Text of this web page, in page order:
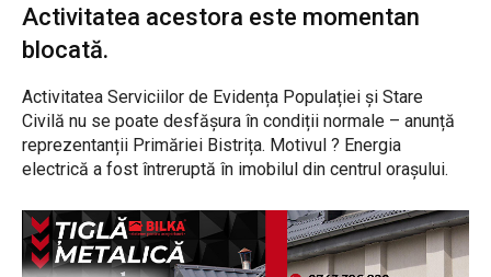
Activitatea acestora este momentan
blocată.
Activitatea Serviciilor de Evidența Populației și Stare
Civilă nu se poate desfășura în condiții normale – anunță
reprezentanții Primăriei Bistrița. Motivul ? Energia
electrică a fost întreruptă în imobilul din centrul orașului.